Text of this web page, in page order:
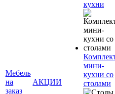
Мебель
на
заказ
АКЦИИ
кухни
мини-
кухни со
столами